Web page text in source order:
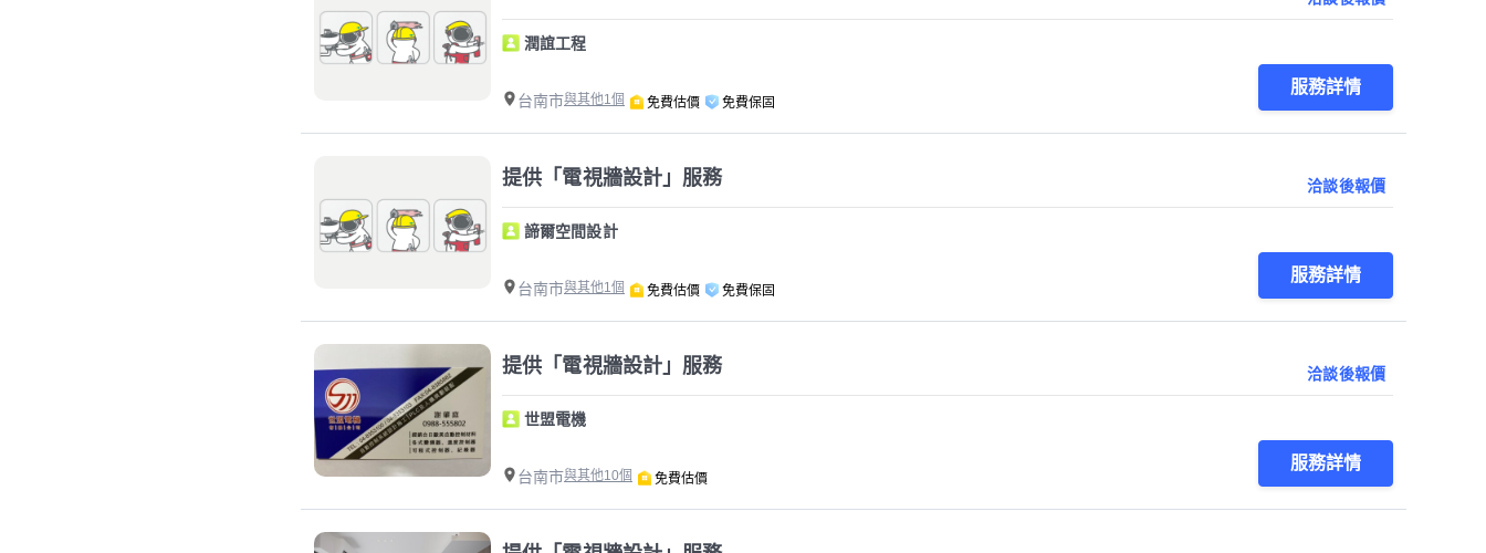
潤誼工程
台南市與其他1個 免費估價 免費保固
服務詳情
提供「電視牆設計」服務 洽談後報價
諦爾空間設計
台南市與其他1個 免費估價 免費保固
服務詳情
提供「電視牆設計」服務 洽談後報價
世盟電機
台南市與其他10個 免費估價
服務詳情